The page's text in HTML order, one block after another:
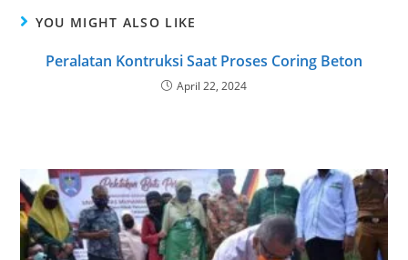
YOU MIGHT ALSO LIKE
Peralatan Kontruksi Saat Proses Coring Beton
April 22, 2024